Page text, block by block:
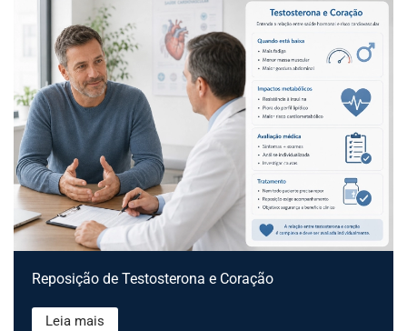
Reposição de Testosterona e Coração
Leia mais